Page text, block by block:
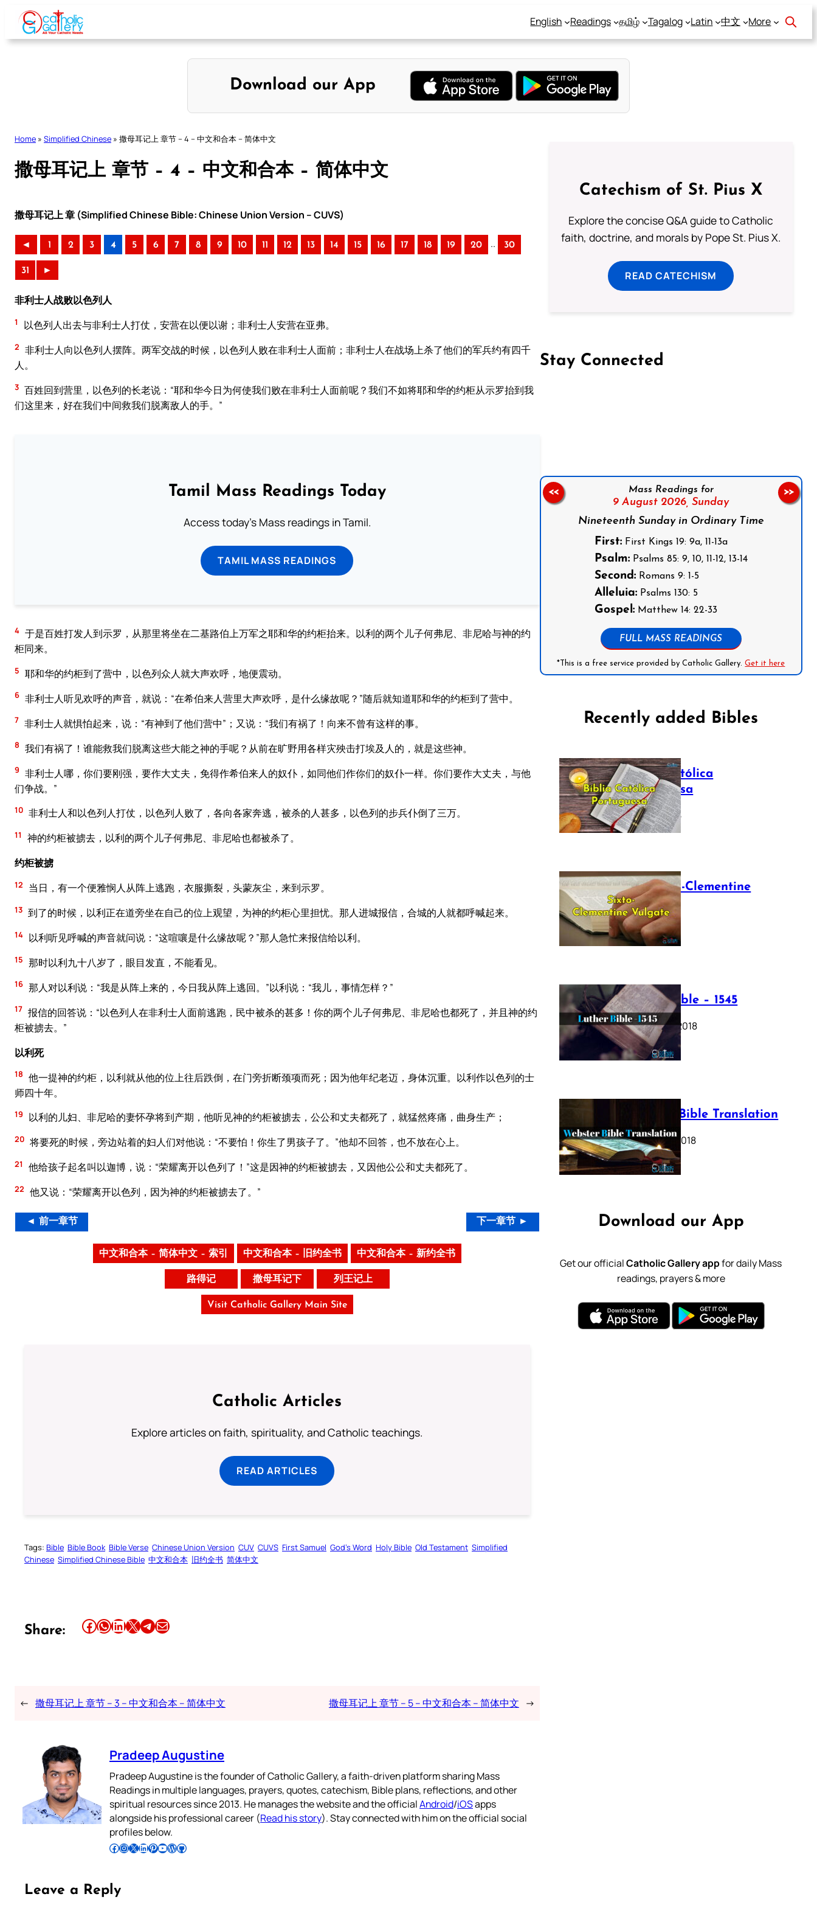
Skip
content
English Readings தமிழ் Tagalog Latin 中文 More
Download our App
Home » Simplified Chinese » 撒母耳记上 章节 – 4 – 中文和合本 – 简体中文
撒母耳记上 章节 – 4 – 中文和合本 – 简体中文
撒母耳记上 章 (Simplified Chinese Bible: Chinese Union Version – CUVS)
◄ 1 2 3 4 5 6 7 8 9 10 11 12 13 14 15 16 17 18 19 20 .. 30
31 ►
非利士人战败以色列人
1 以色列人出去与非利士人打仗，安营在以便以谢；非利士人安营在亚弗。
2 非利士人向以色列人摆阵。两军交战的时候，以色列人败在非利士人面前；非利士人在战场上杀了他们的军兵约有四千
人。
3 百姓回到营里，以色列的长老说：“耶和华今日为何使我们败在非利士人面前呢？我们不如将耶和华的约柜从示罗抬到我
们这里来，好在我们中间救我们脱离敌人的手。”
Tamil Mass Readings Today
Access today's Mass readings in Tamil.
TAMIL MASS READINGS
4 于是百姓打发人到示罗，从那里将坐在二基路伯上万军之耶和华的约柜抬来。以利的两个儿子何弗尼、非尼哈与神的约
柜同来。
5 耶和华的约柜到了营中，以色列众人就大声欢呼，地便震动。
6 非利士人听见欢呼的声音，就说：“在希伯来人营里大声欢呼，是什么缘故呢？”随后就知道耶和华的约柜到了营中。
7 非利士人就惧怕起来，说：“有神到了他们营中”；又说：“我们有祸了！向来不曾有这样的事。
8 我们有祸了！谁能救我们脱离这些大能之神的手呢？从前在旷野用各样灾殃击打埃及人的，就是这些神。
9 非利士人哪，你们要刚强，要作大丈夫，免得作希伯来人的奴仆，如同他们作你们的奴仆一样。你们要作大丈夫，与他
们争战。”
10 非利士人和以色列人打仗，以色列人败了，各向各家奔逃，被杀的人甚多，以色列的步兵仆倒了三万。
11
神的约柜被掳去，以利的两个儿子何弗尼、非尼哈也都被杀了。
约柜被掳
12 当日，有一个便雅悯人从阵上逃跑，衣服撕裂，头蒙灰尘，来到示罗。
13 到了的时候，以利正在道旁坐在自己的位上观望，为神的约柜心里担忧。那人进城报信，合城的人就都呼喊起来。
14 以利听见呼喊的声音就问说：“这喧嚷是什么缘故呢？”那人急忙来报信给以利。
15 那时以利九十八岁了，眼目发直，不能看见。
16 那人对以利说：“我是从阵上来的，今日我从阵上逃回。”以利说：“我儿，事情怎样？”
17 报信的回答说：“以色列人在非利士人面前逃跑，民中被杀的甚多！你的两个儿子何弗尼、非尼哈也都死了，并且神的约
柜被掳去。”
以利死
18 他一提神的约柜，以利就从他的位上往后跌倒，在门旁折断颈项而死；因为他年纪老迈，身体沉重。以利作以色列的士
师四十年。
19 以利的儿妇、非尼哈的妻怀孕将到产期，他听见神的约柜被掳去，公公和丈夫都死了，就猛然疼痛，曲身生产；
20 将要死的时候，旁边站着的妇人们对他说：“不要怕！你生了男孩子了。”他却不回答，也不放在心上。
21 他给孩子起名叫以迦博，说：“荣耀离开以色列了！”这是因神的约柜被掳去，又因他公公和丈夫都死了。
22 他又说：“荣耀离开以色列，因为神的约柜被掳去了。”
◄ 前一章节 下一章节 ►
中文和合本 – 简体中文 – 索引 中文和合本 – 旧约全书 中文和合本 – 新约全书
路得记 撒母耳记下 列王记上
Visit Catholic Gallery Main Site
Catholic Articles
Explore articles on faith, spirituality, and Catholic teachings.
READ ARTICLES
Tags: Bible Bible Book Bible Verse Chinese Union Version CUV CUVS First Samuel God’s Word Holy Bible Old Testament Simplified
Chinese Simplified Chinese Bible 中文和合本 旧约全书 简体中文
Share: Share this article on Facebook Share this article on WhatsApp Share this article on LinkedIn Share this article on X Share this article on TelegramEmail this Article
← 撒母耳记上 章节 – 3 – 中文和合本 – 简体中文 撒母耳记上 章节 – 5 – 中文和合本 – 简体中文 →
Pradeep Augustine
Pradeep Augustine is the founder of Catholic Gallery, a faith-driven platform sharing Mass
Readings in multiple languages, prayers, quotes, catechism, Bible plans, reflections, and other
spiritual resources since 2013. He manages the website and the officialAndroid/iOSapps
alongside his professional career (Read his story). Stay connected with him on the official social
profiles below.
Follow Pradeep on Facebook Follow Pradeep on InstagramFollow Pradeep on X Follow Pradeep on LinkedIn Follow Pradeep on Pinterest Subscribe to Pradeep’s Youtube Channel Follow Pradeep on WordPress Follow Pradeep on GitHub
Leave a Reply
Catechism of St. Pius X
Explore the concise Q&A guide to Catholic
faith, doctrine, and morals by Pope St. Pius X.
READ CATECHISM
Stay Connected
Mass Readings for
9 August 2026, Sunday
Nineteenth Sunday in Ordinary Time
First:First Kings 19: 9a, 11-13a
Psalm:Psalms 85: 9, 10, 11-12, 13-14
Second:Romans 9: 1-5
Alleluia:Psalms 130: 5
Gospel:Matthew 14: 22-33
FULL MASS READINGS
*This is a free service provided by Catholic Gallery.Get it here
<< >>
Recently added Bibles
Bíblia Católica
Portuguesa
July 16, 2025
The Sixto-Clementine
Vulgate
July 12, 2025
Luther Bible – 1545
October 17, 2018
Webster Bible Translation
October 11, 2018
Download our App
Get our officialCatholic Gallery appfor daily Mass
readings, prayers & more